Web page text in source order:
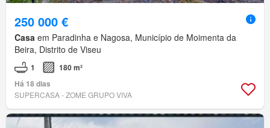
250 000 €
Casa em Paradinha e Nagosa, Município de Moimenta da
Beira, Distrito de Viseu
1
180 m²
Há 18 dias
SUPERCASA - ZOME GRUPO VIVA